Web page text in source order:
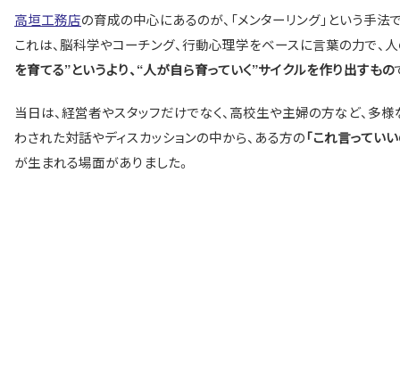
高垣工務店の育成の中心にあるのが、「メンターリング」という手法
これは、脳科学やコーチング、行動心理学をベースに言葉の力で
を育てる”というより、“人が自ら育っていく”サイクルを作り出すもの
当日は、経営者やスタッフだけでなく、高校生や主婦の方など、
わされた対話やディスカッションの中から、ある方の 「これ言ってい
が生まれる場面がありました。